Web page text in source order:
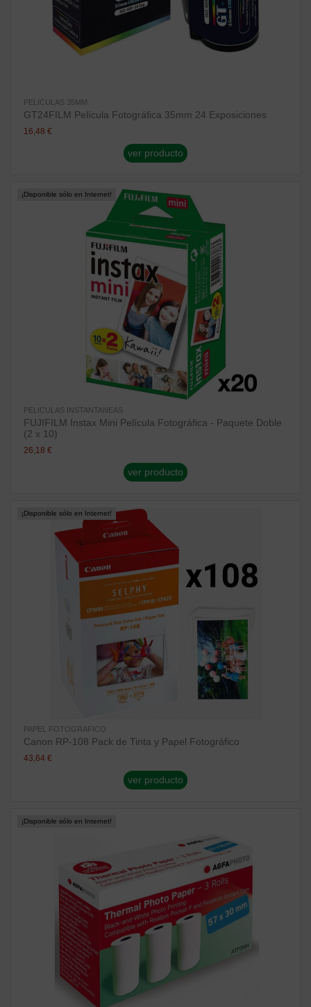
PELICULAS 35MM
GT24FILM Película Fotográfica 35mm 24 Exposiciones
16,48 €
ver producto
¡Disponible sólo en Internet!
PELICULAS INSTANTANEAS
FUJIFILM Instax Mini Película Fotográfica - Paquete Doble
(2 x 10)
26,18 €
ver producto
¡Disponible sólo en Internet!
PAPEL FOTOGRAFICO
Canon RP-108 Pack de Tinta y Papel Fotográfico
43,64 €
ver producto
¡Disponible sólo en Internet!